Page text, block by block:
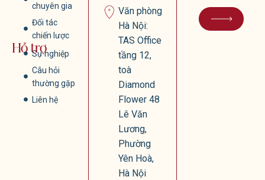
chuyên gia
Đối tác
chiến lược
Hỗ trợSự nghiệp
Câu hỏi
thường gặp
Liên hệ
Văn phòng
Hà Nội:
TAS Office
tầng 12,
toà
Diamond
Flower 48
Lê Văn
Lương,
Phường
Yên Hoà,
Hà Nội